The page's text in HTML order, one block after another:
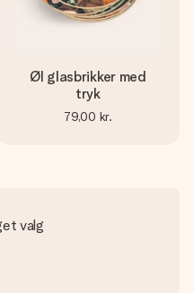
Øl glasbrikker med
tryk
79,00 kr.
valg